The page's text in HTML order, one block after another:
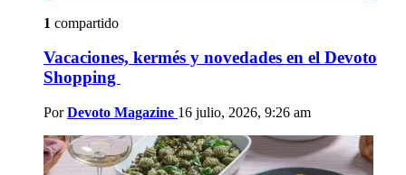
1 compartido
Vacaciones, kermés y novedades en el Devoto
Shopping
Por Devoto Magazine 16 julio, 2026, 9:26 am